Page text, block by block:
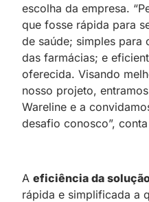
escolha da empresa.
que fosse rápida para
de saúde; simples para
das farmácias; e
oferecida. Visando
nosso projeto,
Wareline e a
desafio conosco”,
A eficiência da
rápida e simplificada a